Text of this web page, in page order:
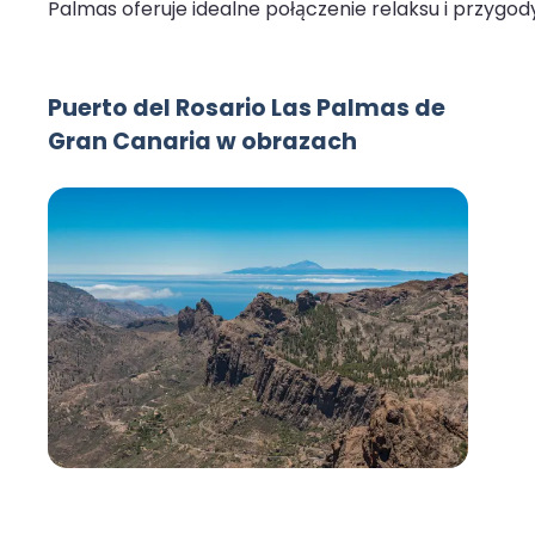
Palmas oferuje idealne połączenie relaksu i
Puerto del Rosario Las Palmas de
Gran Canaria w obrazach